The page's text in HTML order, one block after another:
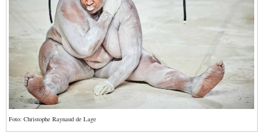
Foto: Christophe Raynaud de Lage